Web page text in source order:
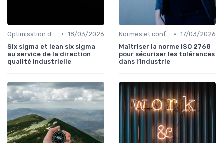
Optimisation des processus • 18/03/2026
Six sigma et lean six sigma
au service de la direction
qualité industrielle
Normes et conformité • 17/03/2026
Maîtriser la norme ISO 2768
pour sécuriser les tolérances
dans l’industrie